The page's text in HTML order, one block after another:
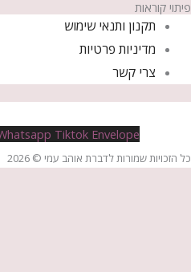
פיתוי קוראות
תקנון ותנאי שימוש
מדיניות פרטיות
צרי קשר
Tiktok Envelope
כל הזכויות שמורות לדברת אוהב עמי © 2026